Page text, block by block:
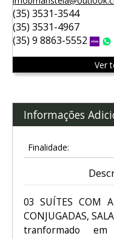
(35) 3531-3544
(35) 3531-4967
(35) 9 8863-5552
Ver
Informações
Finalidade:
03 SUÍTES COM
CONJUGADAS,
tranformado em